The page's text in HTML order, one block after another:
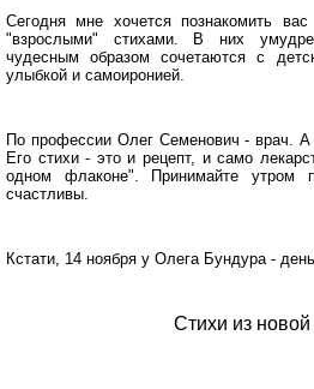
Сегодня мне хочется познакомить
"взрослыми" стихами. В них
чудесным образом сочетаются с
улыбкой и самоиронией.
По профессии Олег Семенович - врач. А
Его стихи - это и рецепт, и само
одном флаконе". Принимайте утром
счастливы.
Кстати, 14 ноября у Олега Бундура -
Стихи из новой